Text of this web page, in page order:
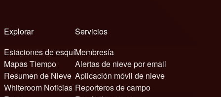
Explorar
Estaciones de esquí
Mapas Tiempo
Resumen de Nieve
Whiteroom Noticias
Servicios
Membresía
Alertas de nieve por email
Aplicación móvil de nieve
Reporteros de campo